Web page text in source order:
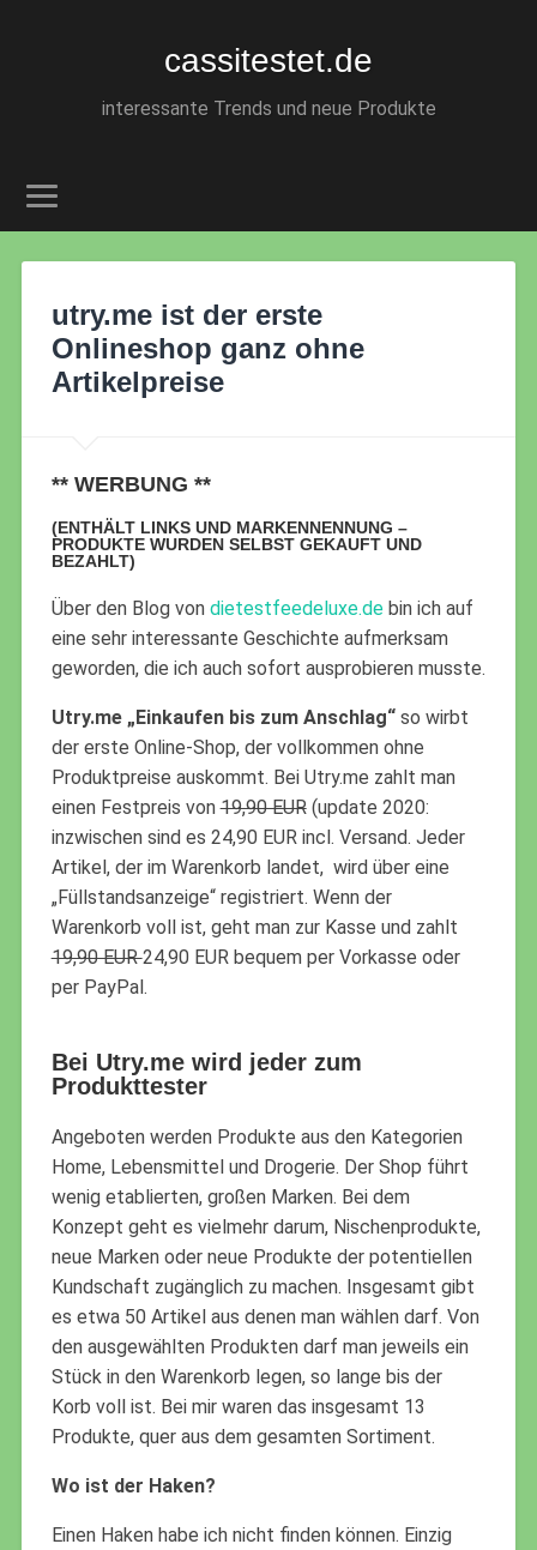
cassitestet.de
interessante Trends und neue Produkte
utry.me ist der erste
Onlineshop ganz ohne
Artikelpreise
** WERBUNG **
(ENTHÄLT LINKS UND MARKENNENNUNG –
PRODUKTE WURDEN SELBST GEKAUFT UND
BEZAHLT)
Über den Blog von dietestfeedeluxe.debin ich auf
eine sehr interessante Geschichte aufmerksam
geworden, die ich auch sofort ausprobieren musste.
Utry.me „Einkaufen bis zum Anschlag“so wirbt
der erste Online-Shop, der vollkommen ohne
Produktpreise auskommt. Bei Utry.me zahlt man
einen Festpreis von19,90 EUR(update 2020:
inzwischen sind es 24,90 EUR incl. Versand. Jeder
Artikel, der im Warenkorb landet, wird über eine
„Füllstandsanzeige“ registriert. Wenn der
Warenkorb voll ist, geht man zur Kasse und zahlt
19,90 EUR24,90 EUR bequem per Vorkasse oder
per PayPal.
Bei Utry.me wird jeder zum
Produkttester
Angeboten werden Produkte aus den Kategorien
Home, Lebensmittel und Drogerie. Der Shop führt
wenig etablierten, großen Marken. Bei dem
Konzept geht es vielmehr darum, Nischenprodukte,
neue Marken oder neue Produkte der potentiellen
Kundschaft zugänglich zu machen. Insgesamt gibt
es etwa 50 Artikel aus denen man wählen darf. Von
den ausgewählten Produkten darf man jeweils ein
Stück in den Warenkorb legen, so lange bis der
Korb voll ist. Bei mir waren das insgesamt 13
Produkte, quer aus dem gesamten Sortiment.
Wo ist der Haken?
Einen Haken habe ich nicht finden können. Einzig